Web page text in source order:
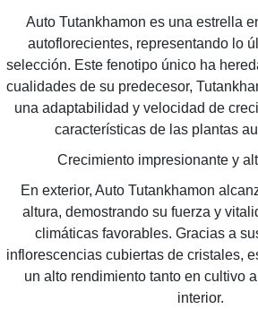
Auto Tutankhamon es una estrella
autoflorecientes, representando lo
selección. Este fenotipo único ha
cualidades de su predecesor,
una adaptabilidad y velocidad de
características de las plantas
Crecimiento impresionante y
En exterior, Auto Tutankhamon
altura, demostrando su fuerza y
climáticas favorables. Gracias a
inflorescencias cubiertas de cristales,
un alto rendimiento tanto en cultivo
interior.